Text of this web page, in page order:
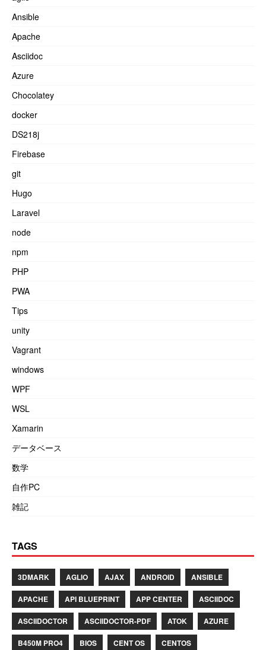
Ansible
Apache
Asciidoc
Azure
Chocolatey
docker
DS218j
Firebase
git
Hugo
Laravel
node
npm
PHP
PWA
Tips
unity
Vagrant
windows
WPF
WSL
Xamarin
データベース
数学
自作PC
雑記
TAGS
3DMARK AGLIO AJAX ANDROID ANSIBLE
APACHE API BLUEPRINT APP CENTER ASCIIDOC
ASCIIDOCTOR ASCIIDOCTOR-PDF ATOK AZURE
B450M PRO4 BIOS CENT OS CENTOS